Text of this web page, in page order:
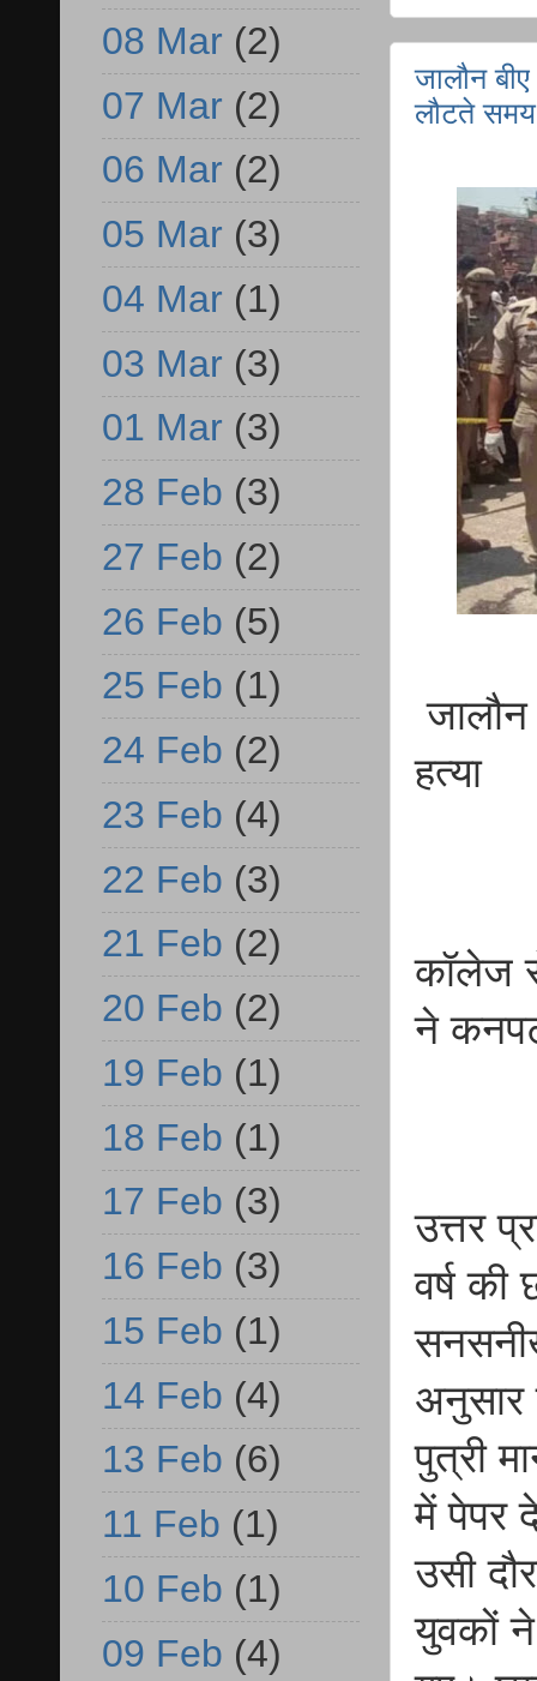
जालौन
लौटते समय
जालौन
हत्या
कॉलेज
ने
उत्तर
वर्ष की
अनुसार
पुत्री
में पेपर
उसी
युवकों
08 Mar (2)
07 Mar (2)
06 Mar (2)
05 Mar (3)
04 Mar (1)
03 Mar (3)
01 Mar (3)
28 Feb (3)
27 Feb (2)
26 Feb (5)
25 Feb (1)
24 Feb (2)
23 Feb (4)
22 Feb (3)
21 Feb (2)
20 Feb (2)
19 Feb (1)
18 Feb (1)
17 Feb (3)
16 Feb (3)
15 Feb (1)
14 Feb (4)
13 Feb (6)
11 Feb (1)
10 Feb (1)
09 Feb (4)